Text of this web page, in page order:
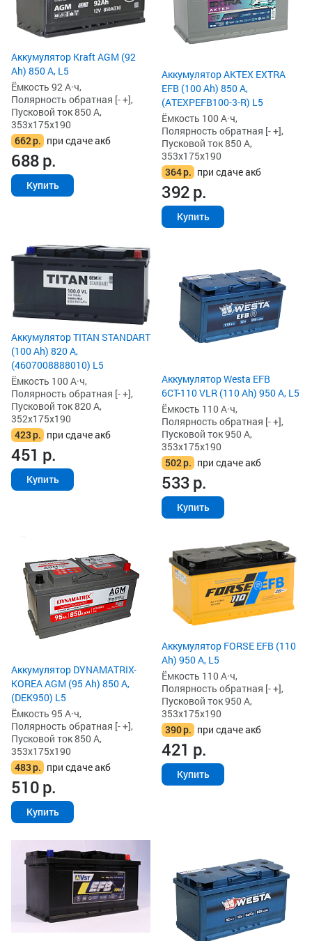
Аккумулятор Kraft AGM (92
Ah) 850 А, L5
Ёмкость 92 А·ч,
Полярность обратная [- +],
Пусковой ток 850 А,
353x175x190
662р. при сдаче акб
688р.
Купить
Аккумулятор AKTEX EXTRA
EFB (100 Ah) 850 А,
(ATEXPEFB100-3-R) L5
Ёмкость 100 А·ч,
Полярность обратная [- +],
Пусковой ток 850 А,
353x175x190
364р. при сдаче акб
392р.
Купить
Аккумулятор TITAN STANDART
(100 Ah) 820 А,
(4607008888010) L5
Ёмкость 100 А·ч,
Полярность обратная [- +],
Пусковой ток 820 А,
352x175x190
423р. при сдаче акб
451 р.
Купить
Аккумулятор Westa EFB
6СТ-110 VLR (110 Ah) 950 А, L5
Ёмкость 110 А·ч,
Полярность обратная [- +],
Пусковой ток 950 А,
353x175x190
502р. при сдаче акб
533р.
Купить
Аккумулятор DYNAMATRIX-
KOREA AGM (95 Ah) 850 А,
(DEK950) L5
Ёмкость 95 А·ч,
Полярность обратная [- +],
Пусковой ток 850 А,
353x175x190
483р. при сдаче акб
510р.
Купить
Аккумулятор FORSE EFB (110
Ah) 950 А, L5
Ёмкость 110 А·ч,
Полярность обратная [- +],
Пусковой ток 950 А,
353x175x190
390р. при сдаче акб
421 р.
Купить